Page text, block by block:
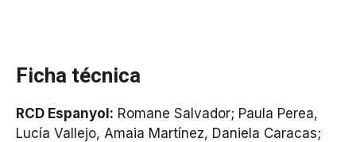
Ficha técnica
RCD Espanyol: Romane Salvador; Paula Perea,
Lucía Vallejo, Amaia Martínez, Daniela Caracas;